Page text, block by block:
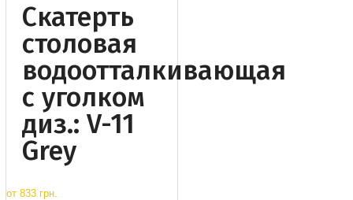
Cкатерть
столовая
водоотталкивающая
с уголком
диз.: V-11
Grey
от 833 грн.